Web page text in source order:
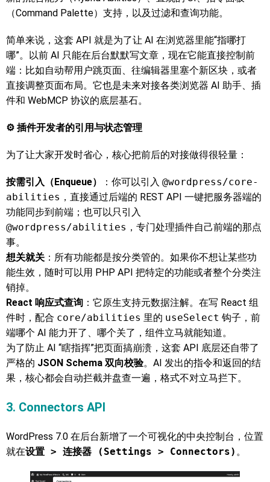
（Command Palette）支持，以及过滤和查询功能。
简单来说，这套 API 就是为了让 AI 在浏览器里能“指哪打
哪”。以前 AI 只能在后台默默写文章，现在它能直接控制前
端：比如自动帮用户跳页面、往编辑器里塞个新区块，或者
直接调整页面布局。它也是未来对接各类浏览器 AI 助手、插
件和 WebMCP 协议的底层基石。
⚙️ 插件开发者的引用与状态管理
为了让大家开发时省心，核心把前后的对接做得很轻量：
按需引入（Enqueue） ：你可以引入 @wordpress/core-
abilities ，直接通过后端的 REST API 一键把服务器端的
功能同步到前端；也可以只引入
@wordpress/abilities ，专门处理插件自己前端的那点
事。
想关就关 ：所有功能都是按分类管的。如果你不想让某些功
能生效，随时可以用 PHP API 把特定的功能或者整个分类注
销掉。
React 响应式查询 ：它原生支持元数据注解。在写 React 组
件时，配合 core/abilities 里的 useSelect 钩子，前
端哪个 AI 能力开了、哪个关了，组件立马就能知道。
为了防止 AI “瞎指挥”把页面搞崩溃，这套 API 底层还自带了
严格的 JSON Schema 双向校验。AI 发出的指令和返回的结
果，核心都会自动拦截并盘查一遍，格式不对立马拦下。
3. Connectors API
WordPress 7.0 在后台新增了一个可视化的中央控制台，位置
就在设置 > 连接器 (Settings > Connectors) 。